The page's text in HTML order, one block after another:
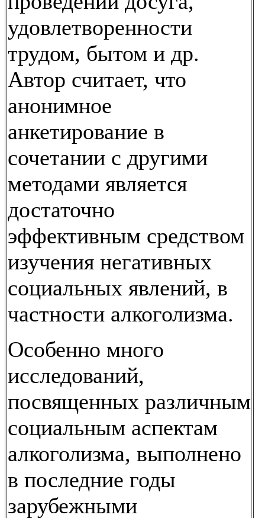
удовлетворенности
трудом, бытом и др.
Автор считает, что
анонимное
анкетирование в
сочетании с другими
методами является
достаточно
эффективным средством
изучения негативных
социальных явлений, в
частности алкоголизма.
Особенно много
исследований,
посвященных различным
социальным аспектам
алкоголизма, выполнено
в последние годы
зарубежными